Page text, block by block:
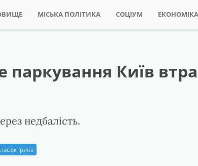
МІСЬКА ПОЛІТИКА СОЦІУМ ЕКОНОМІКА
паркування Київ
недбалість.
Ірина